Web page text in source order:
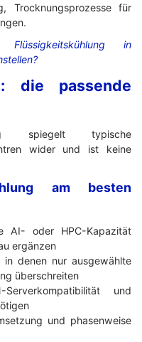
Trocknungsprozesse für
in
die passende
spiegelt typische
wider und ist keine
am besten
AI- oder HPC-Kapazität
ergänzen
in denen nur ausgewählte
überschreiten
und
und phasenweise